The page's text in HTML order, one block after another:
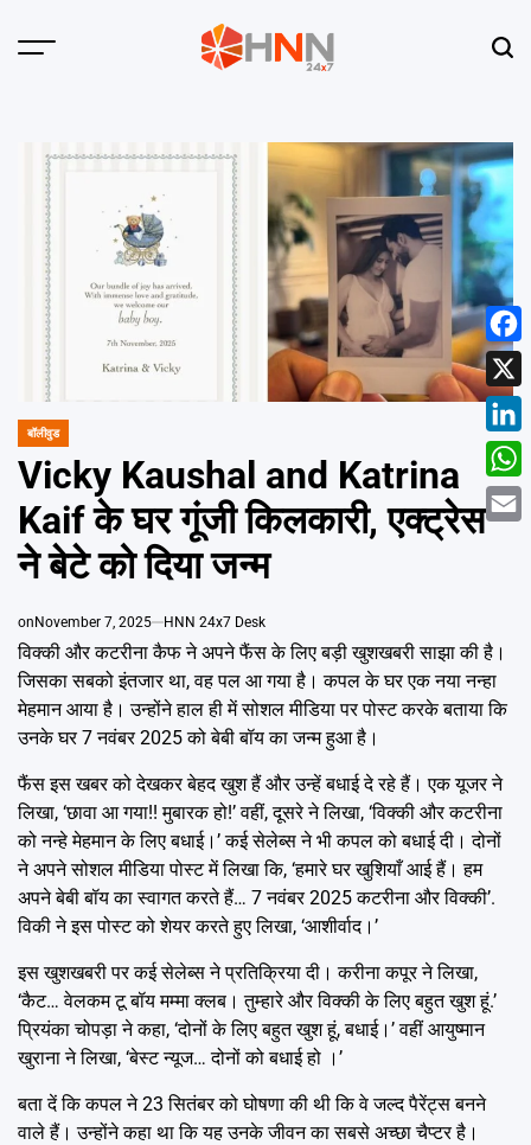
Menu
POSTED
बॉलीवुड
Vicky Kaushal and Katrina
Kaif के घर गूंजी किलकारी, एक्ट्रेस
ने बेटे को दिया जन्म
onNovember 7, 2025 HNN 24x7 Desk
विक्की और कटरीना कैफ ने अपने फैंस के लिए बड़ी खुशखबरी साझा की है।
जिसका सबको इंतजार था, वह पल आ गया है। कपल के घर एक नया नन्हा
मेहमान आया है। उन्होंने हाल ही में सोशल मीडिया पर पोस्ट करके बताया कि
उनके घर 7 नवंबर 2025 को बेबी बॉय का जन्म हुआ है।
फैंस इस खबर को देखकर बेहद खुश हैं और उन्हें बधाई दे रहे हैं। एक यूजर ने
लिखा, ‘छावा आ गया!! मुबारक हो!’ वहीं, दूसरे ने लिखा, ‘विक्की और कटरीना
को नन्हे मेहमान के लिए बधाई।’ कई सेलेब्स ने भी कपल को बधाई दी। दोनों
ने अपने सोशल मीडिया पोस्ट में लिखा कि, ‘हमारे घर खुशियाँ आई हैं। हम
अपने बेबी बॉय का स्वागत करते हैं… 7 नवंबर 2025 कटरीना और विक्की’.
विकी ने इस पोस्ट को शेयर करते हुए लिखा, ‘आशीर्वाद।’
इस खुशखबरी पर कई सेलेब्स ने प्रतिक्रिया दी। करीना कपूर ने लिखा,
‘कैट… वेलकम टू बॉय मम्मा क्लब। तुम्हारे और विक्की के लिए बहुत खुश हूं.’
प्रियंका चोपड़ा ने कहा, ‘दोनों के लिए बहुत खुश हूं, बधाई।’ वहीं आयुष्मान
खुराना ने लिखा, ‘बेस्ट न्यूज… दोनों को बधाई हो ।’
बता दें कि कपल ने 23 सितंबर को घोषणा की थी कि वे जल्द पैरेंट्स बनने
वाले हैं। उन्होंने कहा था कि यह उनके जीवन का सबसे अच्छा चैप्टर है।
X